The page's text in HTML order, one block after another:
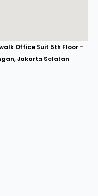
Office Suit 5th Floor –
Jakarta Selatan